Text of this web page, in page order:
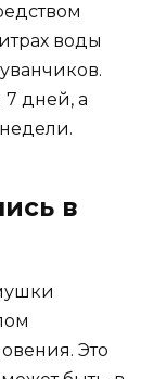
воды
7 дней, а
в
Это